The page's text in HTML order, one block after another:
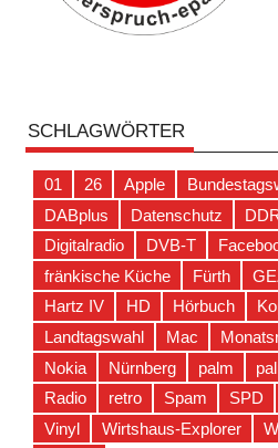
SCHLAGWÖRTER
01 26 Apple
DABplus
Datenschutz
Digitalradio
DVB-T
fränkische Küche
Fürth
Hartz IV
HD Hörbuch
Landtagswahl
Mac
Nokia
Nürnberg palm
Radio
retro Spam SPD
Vinyl
Wirtshaus-Explorer